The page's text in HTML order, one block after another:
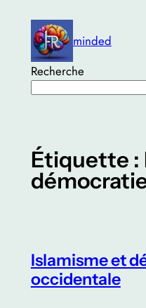
contenu
minded
Recherche
Étiquette :
Islamisme et
occidentale